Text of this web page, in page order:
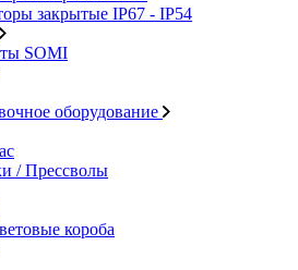
закрытые IP67 - IP54
SOMI
оборудование
/ Прессволы
короба